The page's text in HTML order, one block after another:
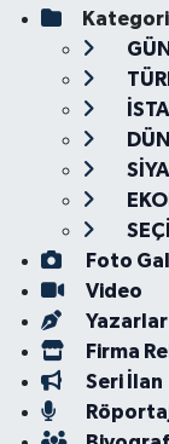
Foto
Video
Yazarlar
Firma
Seri İlan